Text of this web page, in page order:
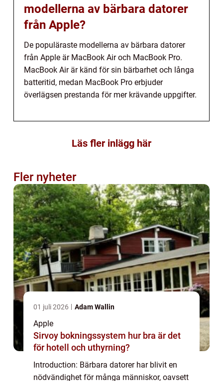
modellerna av bärbara datorer
från Apple?
De populäraste modellerna av bärbara datorer
från Apple är MacBook Air och MacBook Pro.
MacBook Air är känd för sin bärbarhet och långa
batteritid, medan MacBook Pro erbjuder
överlägsen prestanda för mer krävande uppgifter.
Läs fler inlägg här
Fler nyheter
01 juli 2026 Adam Wallin
Apple
Sirvoy bokningssystem hur bra är det
för hotell och uthyrning?
Introduction: Bärbara datorer har blivit en
nödvändighet för många människor, oavsett